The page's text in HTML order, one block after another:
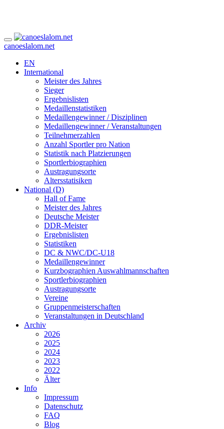
canoeslalom.net
EN
International
Meister des Jahres
Sieger
Ergebnislisten
Medaillenstatistiken
Medaillengewinner / Disziplinen
Medaillengewinner / Veranstaltungen
Teilnehmerzahlen
Anzahl Sportler pro Nation
Statistik nach Platzierungen
Sportlerbiographien
Austragungsorte
Altersstatisiken
National (D)
Hall of Fame
Meister des Jahres
Deutsche Meister
DDR-Meister
Ergebnislisten
Statistiken
DC & NWC/DC-U18
Medaillengewinner
Kurzbographien Auswahlmannschaften
Sportlerbiographien
Austragungsorte
Vereine
Gruppenmeisterschaften
Veranstaltungen in Deutschland
Archiv
2026
2025
2024
2023
2022
Älter
Info
Impressum
Datenschutz
FAQ
Blog